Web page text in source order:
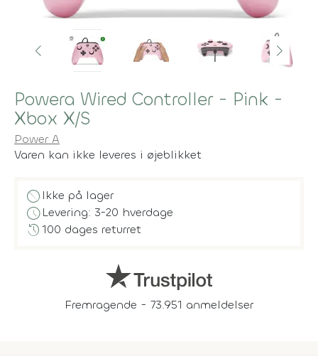
Powera Wired Controller - Pink -
Xbox X/S
Power A
Varen kan ikke leveres i øjeblikket
block Ikke på lager
scheduleLevering: 3-20 hverdage
history100 dages returret
Fremragende - 73.951 anmeldelser